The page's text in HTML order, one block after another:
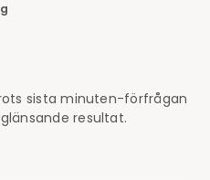
sista minuten-förfrågan
resultat.